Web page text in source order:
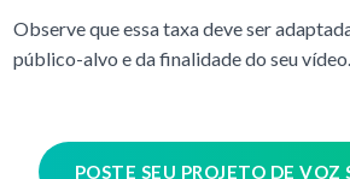
Observe que essa taxa deve ser
público-alvo e da finalidade do seu vídeo.
POSTE SEU PROJETO DE VOZ